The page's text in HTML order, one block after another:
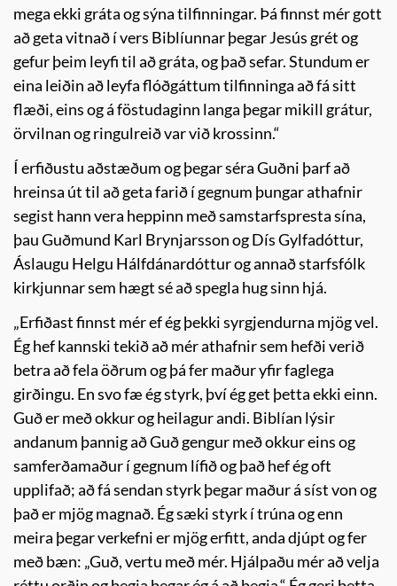
mega ekki gráta og sýna tilfinningar. Þá finnst mér gott
að geta vitnað í vers Biblíunnar þegar Jesús grét og
gefur þeim leyfi til að gráta, og það sefar. Stundum er
eina leiðin að leyfa flóðgáttum tilfinninga að fá sitt
flæði, eins og á föstudaginn langa þegar mikill grátur,
örvilnan og ringulreið var við krossinn.“
Í erfiðustu aðstæðum og þegar séra Guðni þarf að
hreinsa út til að geta farið í gegnum þungar athafnir
segist hann vera heppinn með samstarfspresta sína,
þau Guðmund Karl Brynjarsson og Dís Gylfadóttur,
Áslaugu Helgu Hálfdánardóttur og annað starfsfólk
kirkjunnar sem hægt sé að spegla hug sinn hjá.
„Erfiðast finnst mér ef ég þekki syrgjendurna mjög vel.
Ég hef kannski tekið að mér athafnir sem hefði verið
betra að fela öðrum og þá fer maður yfir faglega
girðingu. En svo fæ ég styrk, því ég get þetta ekki einn.
Guð er með okkur og heilagur andi. Biblían lýsir
andanum þannig að Guð gengur með okkur eins og
samferðamaður í gegnum lífið og það hef ég oft
upplifað; að fá sendan styrk þegar maður á síst von og
það er mjög magnað. Ég sæki styrk í trúna og enn
meira þegar verkefni er mjög erfitt, anda djúpt og fer
með bæn: „Guð, vertu með mér. Hjálpaðu mér að velja